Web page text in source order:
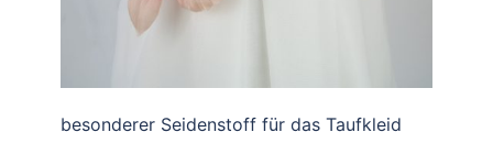
besonderer Seidenstoff für das Taufkleid